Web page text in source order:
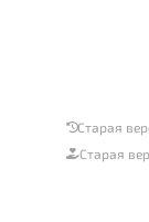
Старая
Старая